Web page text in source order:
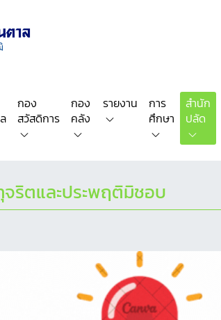
กอง
สวัสดิการ
กอง
คลัง
รายงาน
การ
ศึกษา
สำนัก
ปลัด
จริตและประพฤติมิชอบ